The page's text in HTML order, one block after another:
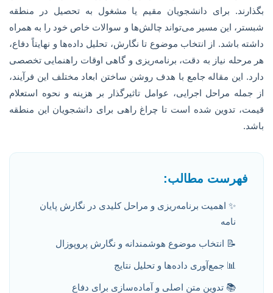
بگذارند. برای دانشجویان مقیم یا مشغول به تحصیل در منطقه
شبستر، این مسیر می‌تواند چالش‌ها و سوالات خاص خود را به همراه
داشته باشد. از انتخاب موضوع تا نگارش، تحلیل داده‌ها و نهایتاً دفاع،
هر مرحله نیاز به دقت، برنامه‌ریزی و گاهی اوقات راهنمایی تخصصی
دارد. این مقاله جامع با هدف روشن ساختن ابعاد مختلف این فرآیند،
از جمله مراحل اجرایی، عوامل تاثیرگذار بر هزینه و نحوه استعلام
قیمت، تدوین شده است تا چراغ راهی برای دانشجویان این منطقه
باشد.
فهرست مطالب:
✨ اهمیت برنامه‌ریزی و مراحل کلیدی در نگارش پایان
نامه
📝 انتخاب موضوع هوشمندانه و نگارش پروپوزال
📊 جمع‌آوری داده‌ها و تحلیل نتایج
📚 تدوین متن اصلی و آماده‌سازی برای دفاع